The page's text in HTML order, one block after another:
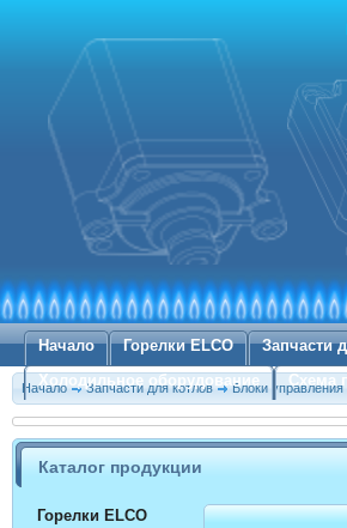
Начало Горелки ELCO Запчасти
Холодильное оборудование
Схема
Начало Запчасти для котлов Блоки управления
Каталог продукции
Горелки ELCO